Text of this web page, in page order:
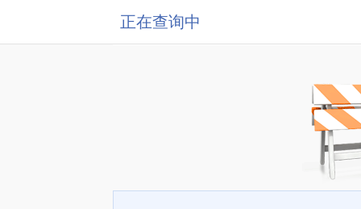
正在查询中